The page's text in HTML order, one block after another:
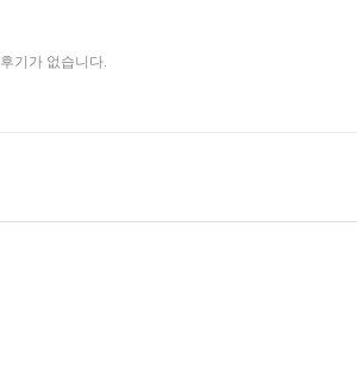
기가 없습니다.